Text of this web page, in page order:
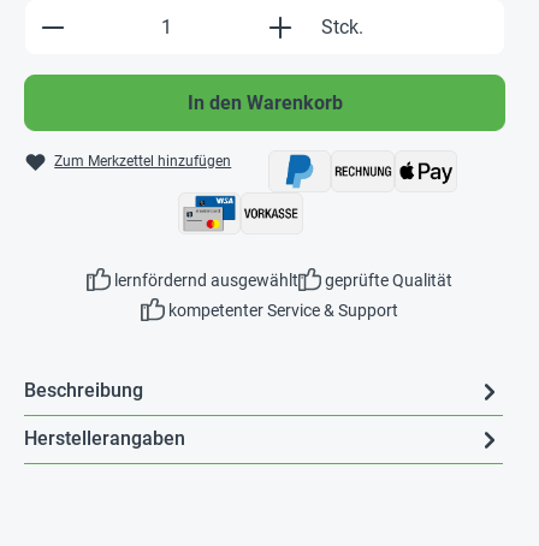
Produkt Anzahl: Gib den gewünschten
Stck.
In den Warenkorb
Zum Merkzettel hinzufügen
lernfördernd ausgewählt
geprüfte Qualität
kompetenter Service & Support
Beschreibung
Herstellerangaben